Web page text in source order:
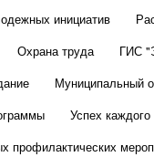
инициатив
Охрана труда
ГИС
Муниципальный
Успех каждого
профилактических